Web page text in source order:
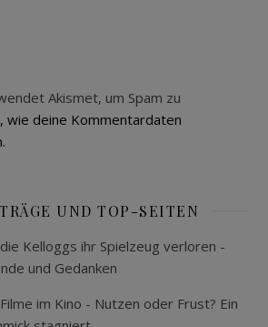
Akismet, um Spam zu
wie deine Kommentardaten
UND TOP-SEITEN
Kelloggs ihr Spielzeug verloren -
und Gedanken
im Kino - Nutzen oder Frust? Ein